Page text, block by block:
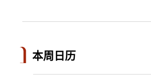
本周日历